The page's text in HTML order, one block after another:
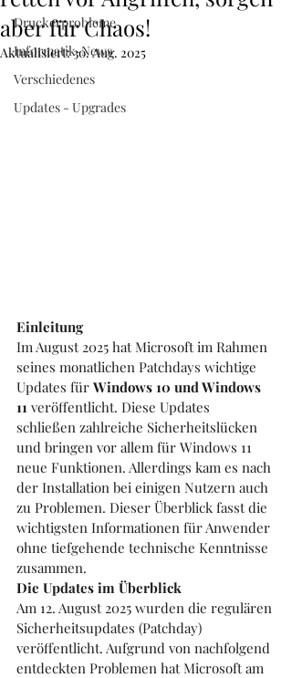
52 38 60
Druckerprobleme
Informatik-News
Verschiedenes
Updates - Upgrades
aber für Chaos!
Aktualisiert:30. Aug. 2025
Einleitung
Im August 2025 hat Microsoft im Rahmen
seines monatlichen Patchdays wichtige
Updates für Windows 10 und Windows
11 veröffentlicht. Diese Updates
schließen zahlreiche Sicherheitslücken
und bringen vor allem für Windows 11
neue Funktionen. Allerdings kam es nach
der Installation bei einigen Nutzern auch
zu Problemen. Dieser Überblick fasst die
wichtigsten Informationen für Anwender
ohne tiefgehende technische Kenntnisse
zusammen.
Die Updates im Überblick
Am 12. August 2025 wurden die regulären
Sicherheitsupdates (Patchday)
veröffentlicht. Aufgrund von nachfolgend
entdeckten Problemen hat Microsoft am